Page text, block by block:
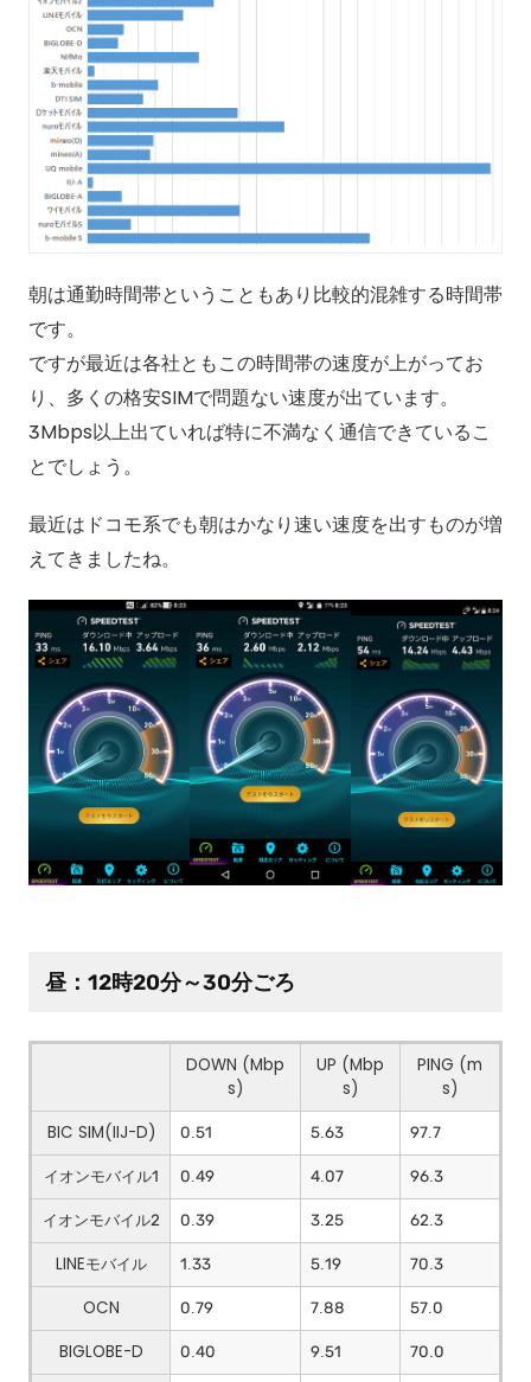
朝は通勤時間帯ということもあり比較的混雑する時間帯
です。
ですが最近は各社ともこの時間帯の速度が上がってお
り、多くの格安SIMで問題ない速度が出ています。
3Mbps以上出ていれば特に不満なく通信できているこ
とでしょう。
最近はドコモ系でも朝はかなり速い速度を出すものが増
えてきましたね。
昼：12時20分～30分ごろ
DOWN (Mbp
s)
UP (Mbp
s)
PING (m
s)
BIC SIM(IIJ-D)
0.51 5.63
97.7
イオンモバイル1
0.49 4.07
96.3
イオンモバイル2
0.39 3.25
62.3
LINEモバイル
1.33 5.19
70.3
OCN
0.79 7.88
57.0
BIGLOBE-D
0.40 9.51
70.0